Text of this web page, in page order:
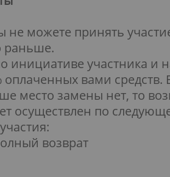
можете принять
раньше.
инициативе участника и
вами средств.
место замены нет, то
осуществлен по
возврат